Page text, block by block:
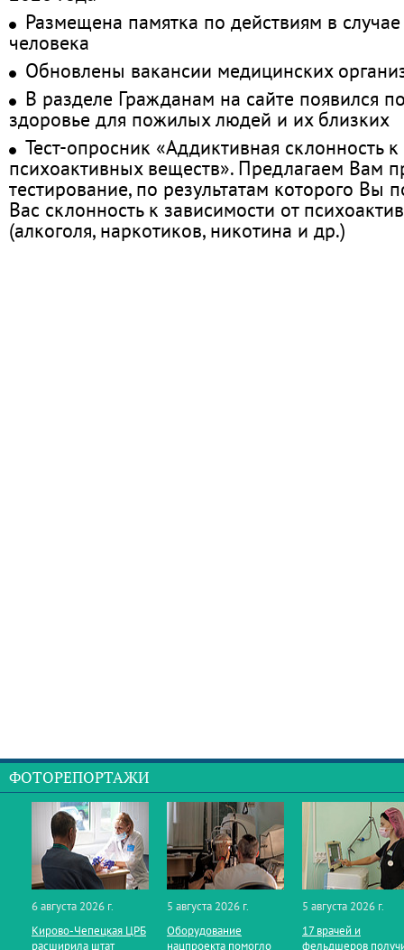
Размещена памятка по действиям в
человека
Обновлены вакансии медицинских
В разделе Гражданам на сайте появился
здоровье для пожилых людей и их близких
Тест-опросник «Аддиктивная склонность
психоактивных веществ». Предлагаем Вам
тестирование, по результатам которого Вы
Вас склонность к зависимости от
(алкоголя, наркотиков, никотина и др.)
ФОТОРЕПОРТАЖИ
6 августа 2026 г.
Кирово‑Чепецкая ЦРБ
расширила штат
5 августа 2026 г.
Оборудование
нацпроекта помогло
5 августа 2026 г.
17 врачей и
фельдшеров